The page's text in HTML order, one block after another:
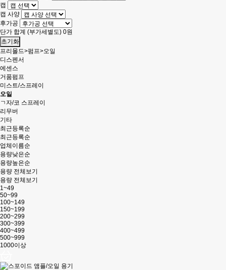
캡
캡 사양
후가공
단가 합계 (부가세별도) 0원
초기화
프리몰드>펌프>오일
디스펜서
에센스
거품펌프
미스트/스프레이
오일
ㄱ자/코 스프레이
리무버
기타
최근등록순
최근등록순
업체이름순
용량낮은순
용량높은순
용량 전체보기
용량 전체보기
1~49
50~99
100~149
150~199
200~299
300~399
400~499
500~999
1000이상